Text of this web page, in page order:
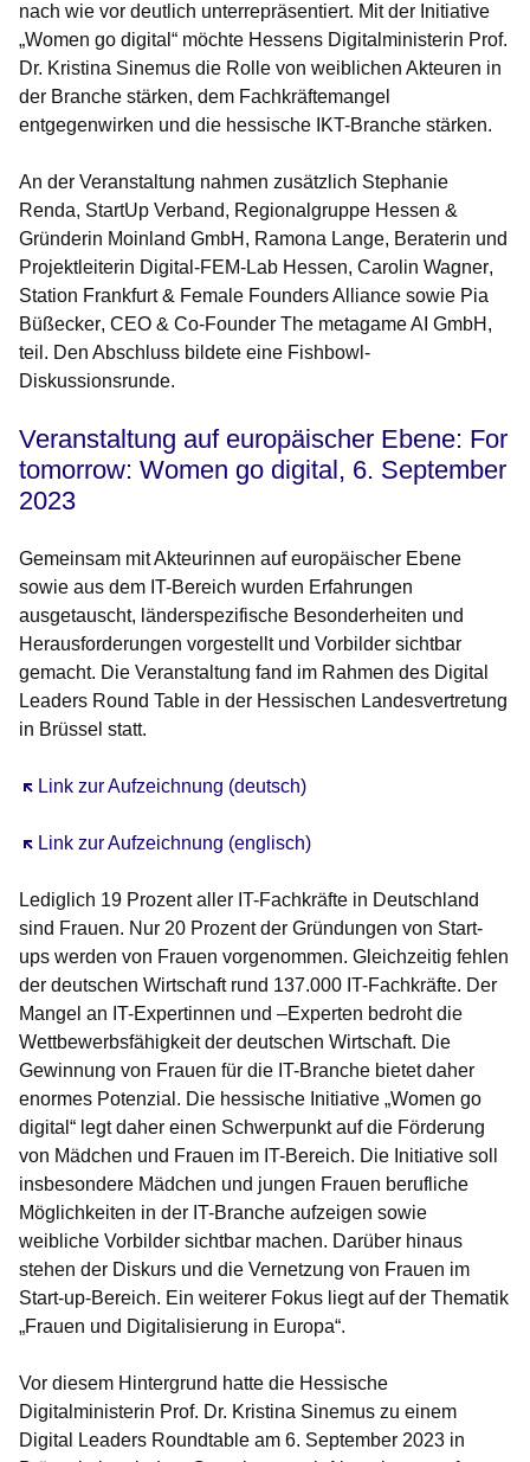
nach wie vor deutlich unterrepräsentiert. Mit der Initiative
„Women go digital“ möchte Hessens Digitalministerin Prof.
Dr. Kristina Sinemus die Rolle von weiblichen Akteuren in
der Branche stärken, dem Fachkräftemangel
entgegenwirken und die hessische IKT-Branche stärken.
An der Veranstaltung nahmen zusätzlich Stephanie
Renda, StartUp Verband, Regionalgruppe Hessen &
Gründerin Moinland GmbH, Ramona Lange, Beraterin und
Projektleiterin Digital-FEM-Lab Hessen, Carolin Wagner,
Station Frankfurt & Female Founders Alliance sowie Pia
Büßecker, CEO & Co-Founder The metagame AI GmbH,
teil. Den Abschluss bildete eine Fishbowl-
Diskussionsrunde.
Veranstaltung auf europäischer Ebene: For
tomorrow: Women go digital, 6. September
2023
Gemeinsam mit Akteurinnen auf europäischer Ebene
sowie aus dem IT-Bereich wurden Erfahrungen
ausgetauscht, länderspezifische Besonderheiten und
Herausforderungen vorgestellt und Vorbilder sichtbar
gemacht. Die Veranstaltung fand im Rahmen des Digital
Leaders Round Table in der Hessischen Landesvertretung
in Brüssel statt.
Link zur Aufzeichnung (deutsch)
Öffnet sich in einem neuen Fenster
Link zur Aufzeichnung (englisch)
Öffnet sich in einem neuen Fenster
Lediglich 19 Prozent aller IT-Fachkräfte in Deutschland
sind Frauen. Nur 20 Prozent der Gründungen von Start-
ups werden von Frauen vorgenommen. Gleichzeitig fehlen
der deutschen Wirtschaft rund 137.000 IT-Fachkräfte. Der
Mangel an IT-Expertinnen und –Experten bedroht die
Wettbewerbsfähigkeit der deutschen Wirtschaft. Die
Gewinnung von Frauen für die IT-Branche bietet daher
enormes Potenzial. Die hessische Initiative „Women go
digital“ legt daher einen Schwerpunkt auf die Förderung
von Mädchen und Frauen im IT-Bereich. Die Initiative soll
insbesondere Mädchen und jungen Frauen berufliche
Möglichkeiten in der IT-Branche aufzeigen sowie
weibliche Vorbilder sichtbar machen. Darüber hinaus
stehen der Diskurs und die Vernetzung von Frauen im
Start-up-Bereich. Ein weiterer Fokus liegt auf der Thematik
„Frauen und Digitalisierung in Europa“.
Vor diesem Hintergrund hatte die Hessische
Digitalministerin Prof. Dr. Kristina Sinemus zu einem
Digital Leaders Roundtable am 6. September 2023 in